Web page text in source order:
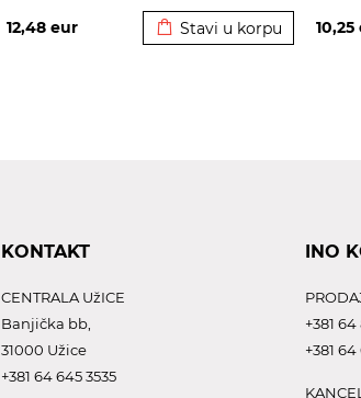
12,48 eur Stavi u korpu 10,25
KONTAKT
CENTRALA UžICE
Banjička bb,
31000 Užice
+381 64 645 3535
INO
+381
+381